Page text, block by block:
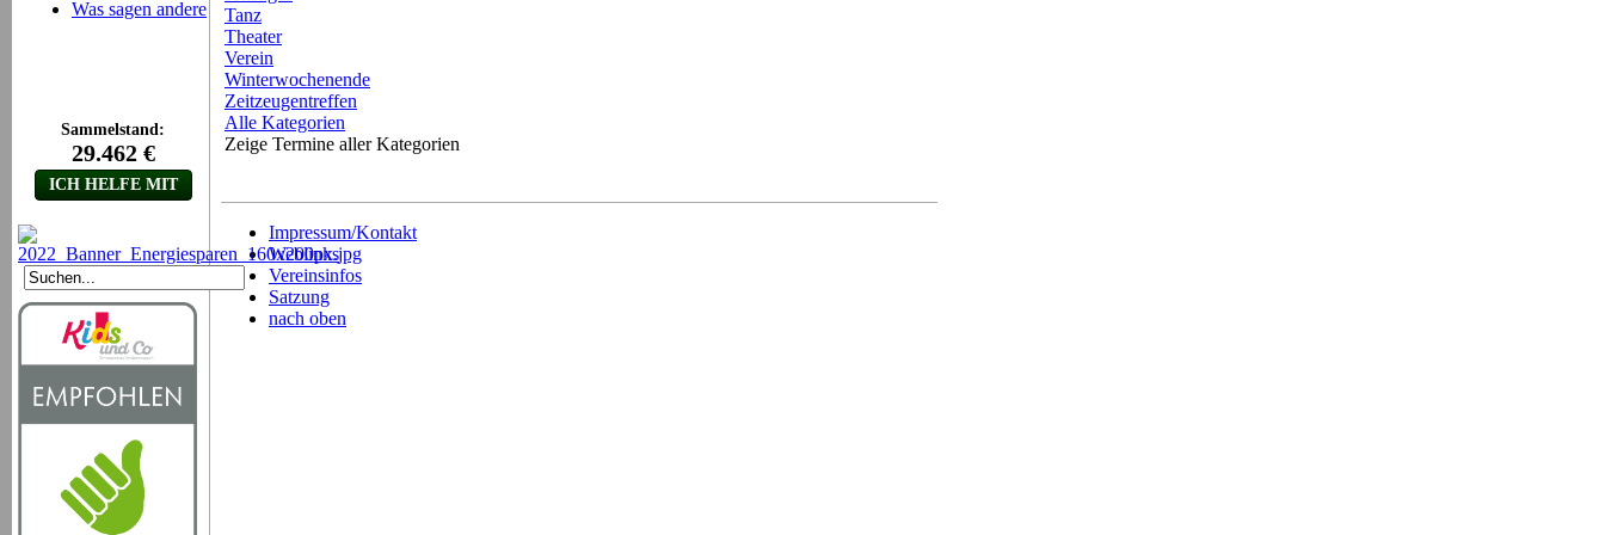
Was sagen andere
Tanz
Theater
Verein
Winterwochenende
Zeitzeugentreffen
Alle Kategorien
Zeige Termine aller Kategorien
Impressum/Kontakt
Weblinks
Vereinsinfos
Satzung
nach oben